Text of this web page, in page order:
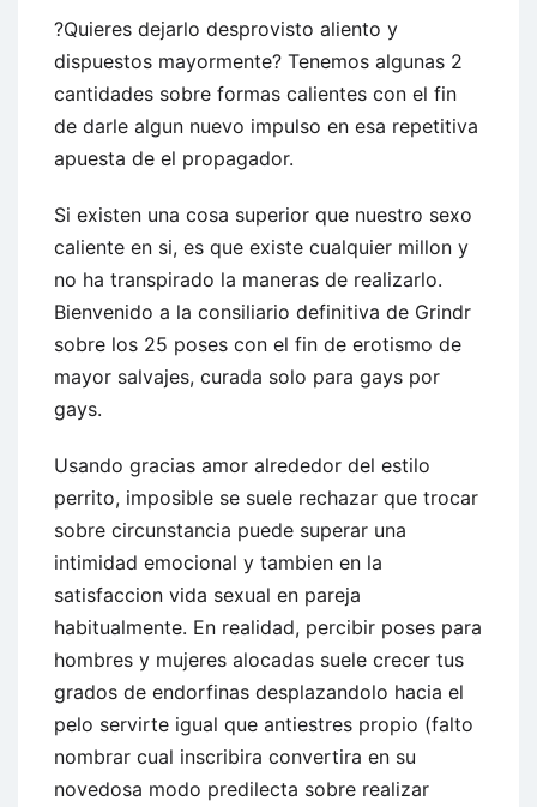
?Quieres dejarlo desprovisto aliento y
dispuestos mayormente? Tenemos algunas 2
cantidades sobre formas calientes con el fin
de darle algun nuevo impulso en esa repetitiva
apuesta de el propagador.
Si existen una cosa superior que nuestro sexo
caliente en si, es que existe cualquier millon y
no ha transpirado la maneras de realizarlo.
Bienvenido a la consiliario definitiva de Grindr
sobre los 25 poses con el fin de erotismo de
mayor salvajes, curada solo para gays por
gays.
Usando gracias amor alrededor del estilo
perrito, imposible se suele rechazar que trocar
sobre circunstancia puede superar una
intimidad emocional y tambien en la
satisfaccion vida sexual en pareja
habitualmente. En realidad, percibir poses para
hombres y mujeres alocadas suele crecer tus
grados de endorfinas desplazandolo hacia el
pelo servirte igual que antiestres propio (falto
nombrar cual inscribira convertira en su
novedosa modo predilecta sobre realizar